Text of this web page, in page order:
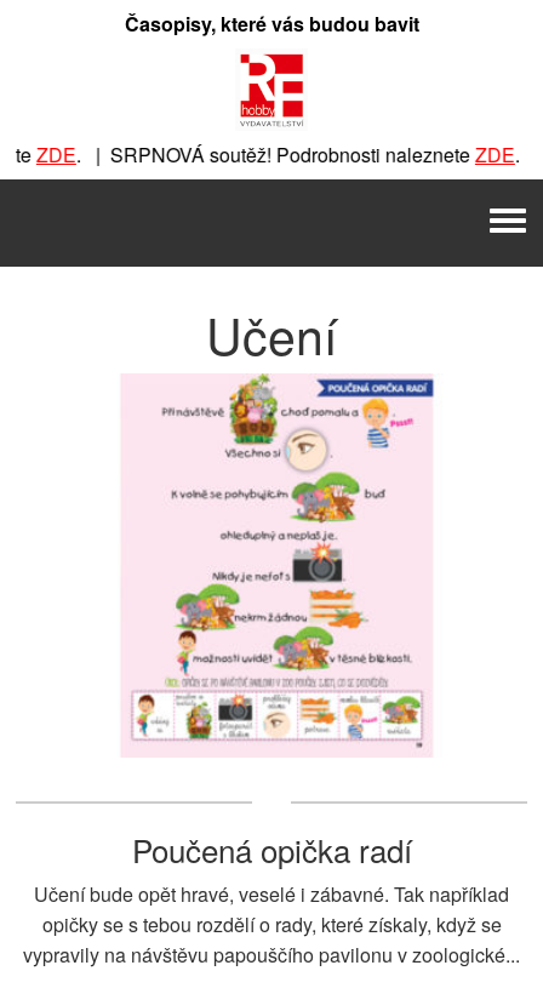
Časopisy, které vás budou bavit
. | SRPNOVÁ soutěž! Podrobnosti nalezneteZDE. |
. | SRPNOVÁ soutěž!
Učení
Poučená opička radí
Učení bude opět hravé, veselé i zábavné. Tak například
opičky se s tebou rozdělí o rady, které získaly, když se
vypravily na návštěvu papouščího pavilonu v zoologické...